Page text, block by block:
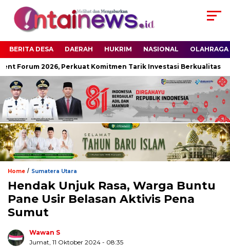
BERITA DESA DAERAH HUKRIM NASIONAL OLAHRAGA
2026, Perkuat Komitmen Tarik Investasi Berkualitas
Home / Sumatera Utara
Hendak Unjuk Rasa, Warga Buntu
Pane Usir Belasan Aktivis Pena
Sumut
Wawan S
Jumat, 11 Oktober 2024 - 08:35